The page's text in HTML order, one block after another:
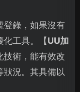
登錄，如果沒有
化工具。【UU加
技術，能有效改
狀況。其具備以